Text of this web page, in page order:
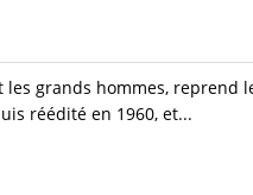
grands hommes,
réédité en 1960, et...